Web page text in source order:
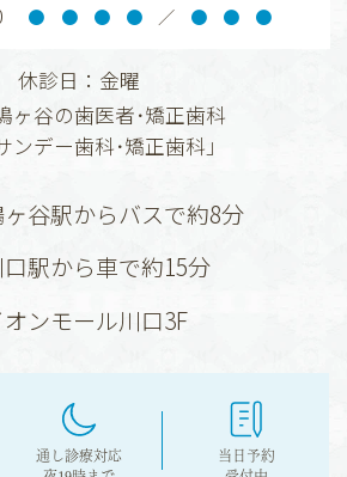
算」の認定を受けているこ
まの診療費のご負担が一部
ございます。
担をおかけいたしますが、
供するための取り組みとし
ださいますよう、お願い申
利用いただきありがとうご
● ● ● ● ／ ● ● ●
休診日：金曜
ヶ谷の歯医者･矯正歯科
ンデー歯科･矯正歯科」
谷駅からバスで約8分
駅から車で約15分
オンモール川口3F
通し診療対応
当日予約